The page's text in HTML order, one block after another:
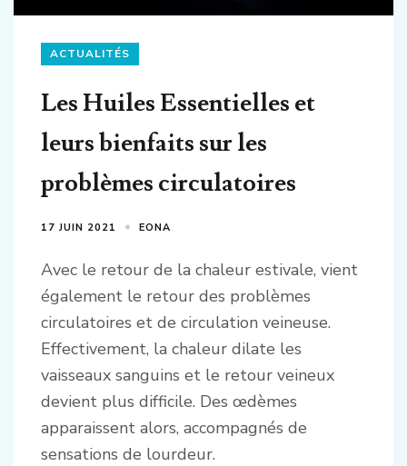
ACTUALITÉS
Les Huiles Essentielles et
leurs bienfaits sur les
problèmes circulatoires
17 JUIN 2021 EONA
Avec le retour de la chaleur estivale, vient
également le retour des problèmes
circulatoires et de circulation veineuse.
Effectivement, la chaleur dilate les
vaisseaux sanguins et le retour veineux
devient plus difficile. Des œdèmes
apparaissent alors, accompagnés de
sensations de lourdeur.